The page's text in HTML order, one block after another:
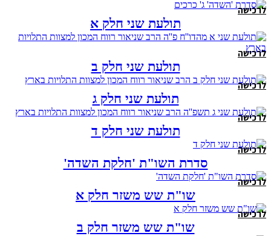
לרכישה
תולעת שני חלק א
לרכישה
תולעת שני חלק ב
לרכישה
תולעת שני חלק ג
לרכישה
תולעת שני חלק ד
לרכישה
סדרת השו"ת 'חלקת השדה'
לרכישה
שו"ת שש משזר חלק א
לרכישה
שו"ת שש משזר חלק ב